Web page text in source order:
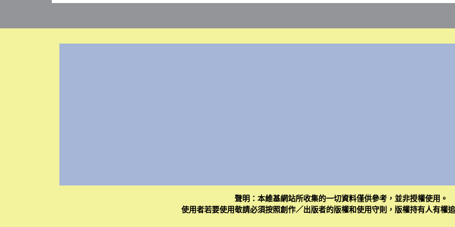
聲明：本維基網站所收集的一切資料僅供參考，並非授權使用。
使用者若要使用敬請必須按照創作／出版者的版權和使用守則，版權持有人有權